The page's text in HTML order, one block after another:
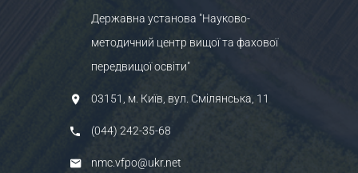
Державна установа "Науково-
методичний центр вищої та фахової
передвищої освіти"
03151, м. Київ, вул. Смілянська, 11
(044) 242-35-68
nmc.vfpo@ukr.net